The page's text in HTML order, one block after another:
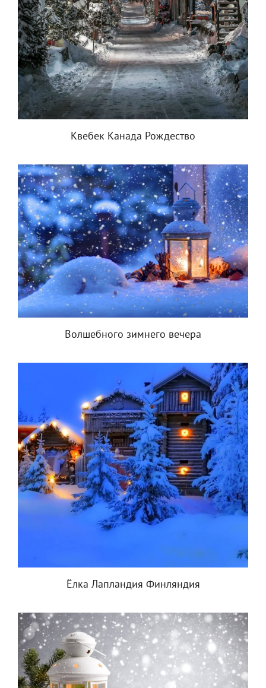
Квебек Канада Рождество
Волшебного зимнего вечера
Ёлка Лапландия Финляндия